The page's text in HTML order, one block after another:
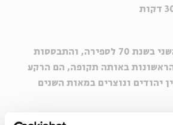
חורבן בית המקדש השני בשנת 70 לספירה, והתבססות
באותה תקופה, הם הרקע
יהודים ונוצרים במאות השנים